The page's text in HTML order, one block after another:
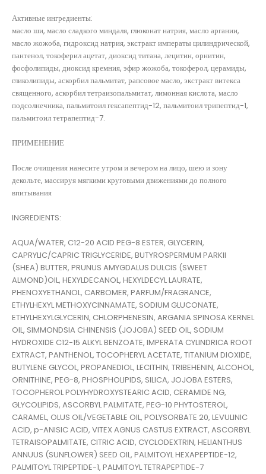
Активные ингредиенты:
масло ши, масло сладкого миндаля, глюконат натрия, масло аргании,
масло жожоба, гидроксид натрия, экстракт императы цилиндрической,
пантенол, токоферил ацетат, диоксид титана, лецитин, орнитин,
фосфолипиды, диоксид кремния, эфир жожоба, токоферол, церамиды,
гликолипиды, аскорбил пальмитат, рапсовое масло, экстракт витекса
священного, аскорбил тетраизопальмитат, лимонная кислота, масло
подсолнечника, пальмитоил гексапептид-12, пальмитоил трипептид-1,
пальмитоил тетрапептид-7.
ПРИМЕНЕНИЕ
После очищения нанесите утром и вечером на лицо, шею и зону
декольте, массируя мягкими круговыми движениями до полного
впитывания
INGREDIENTS:
AQUA/WATER, C12-20 ACID PEG-8 ESTER, GLYCERIN,
CAPRYLIC/CAPRIC TRIGLYCERIDE, BUTYROSPERMUM PARKII
(SHEA) BUTTER, PRUNUS AMYGDALUS DULCIS (SWEET
ALMOND)OIL, HEXYLDECANOL, HEXYLDECYL LAURATE,
PHENOXYETHANOL, CARBOMER, PARFUM/FRAGRANCE,
ETHYLHEXYL METHOXYCINNAMATE, SODIUM GLUCONATE,
ETHYLHEXYLGLYCERIN, CHLORPHENESIN, ARGANIA SPINOSA KERNEL
OIL, SIMMONDSIA CHINENSIS (JOJOBA) SEED OIL, SODIUM
HYDROXIDE C12-15 ALKYL BENZOATE, IMPERATA CYLINDRICA ROOT
EXTRACT, PANTHENOL, TOCOPHERYL ACETATE, TITANIUM DIOXIDE,
BUTYLENE GLYCOL, PROPANEDIOL, LECITHIN, TRIBEHENIN, ALCOHOL,
ORNITHINE, PEG-8, PHOSPHOLIPIDS, SILICA, JOJOBA ESTERS,
TOCOPHEROL POLYHYDROXYSTEARIC ACID, CERAMIDE NG,
GLYCOLIPIDS, ASCORBYL PALMITATE, PEG-10 PHYTOSTEROL,
CARAMEL, OLUS OIL/VEGETABLE OIL, POLYSORBATE 20, LEVULINIC
ACID, p-ANISIC ACID, VITEX AGNUS CASTUS EXTRACT, ASCORBYL
TETRAISOPALMITATE, CITRIC ACID, CYCLODEXTRIN, HELIANTHUS
ANNUUS (SUNFLOWER) SEED OIL, PALMITOYL HEXAPEPTIDE-12,
PALMITOYL TRIPEPTIDE-1, PALMITOYL TETRAPEPTIDE-7